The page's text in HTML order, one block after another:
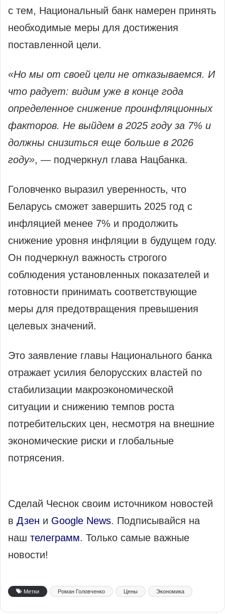
с тем, Национальный банк намерен принять
необходимые меры для достижения
поставленной цели.
«Но мы от своей цели не отказываемся. И
что радует: видим уже в конце года
определенное снижение проинфляционных
факторов. Не выйдем в 2025 году за 7% и
должны снизиться еще больше в 2026
году», — подчеркнул глава Нацбанка.
Головченко выразил уверенность, что
Беларусь сможет завершить 2025 год с
инфляцией менее 7% и продолжить
снижение уровня инфляции в будущем году.
Он подчеркнул важность строгого
соблюдения установленных показателей и
готовности принимать соответствующие
меры для предотвращения превышения
целевых значений.
Это заявление главы Национального банка
отражает усилия белорусских властей по
стабилизации макроэкономической
ситуации и снижению темпов роста
потребительских цен, несмотря на внешние
экономические риски и глобальные
потрясения.
Сделай Чеснок своим источником новостей
в Дзен и Google News. Подписывайся на
наш телеграмм. Только самые важные
новости!
Метки Роман Головченко Цены Экономика